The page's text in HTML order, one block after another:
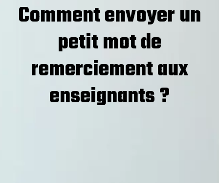
Comment envoyer un
petit mot de
remerciement aux
enseignants ?